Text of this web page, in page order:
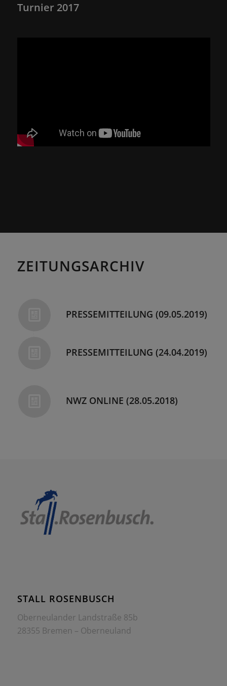
Turnier 2017
ZEITUNGSARCHIV
PRESSEMITTEILUNG (09.05.2019)
PRESSEMITTEILUNG (24.04.2019)
NWZ ONLINE (28.05.2018)
STALL ROSENBUSCH
Oberneulander Landstraße 85b
28355 Bremen – Oberneuland